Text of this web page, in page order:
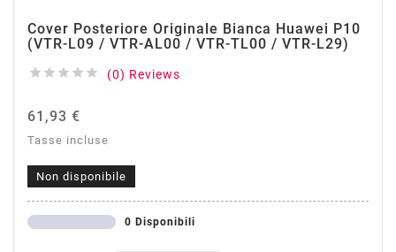
Cover Posteriore Originale Bianca Huawei P10
(VTR-L09 / VTR-AL00 / VTR-TL00 / VTR-L29)
     (0) Reviews
61,93 €
Tasse incluse
Non disponibile
0 Disponibili